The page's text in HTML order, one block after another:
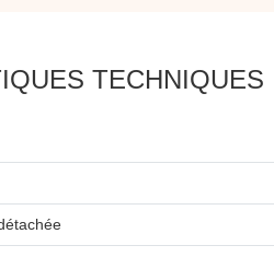
TECHNIQUES